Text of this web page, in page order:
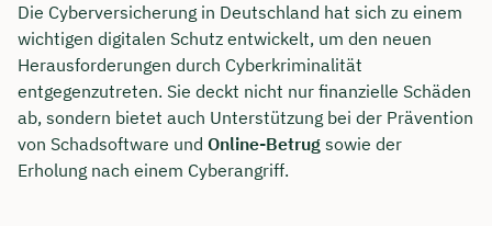
Die Cyberversicherung in Deutschland hat sich zu einem
wichtigen digitalen Schutz entwickelt, um den neuen
Herausforderungen durch Cyberkriminalität
entgegenzutreten. Sie deckt nicht nur finanzielle Schäden
ab, sondern bietet auch Unterstützung bei der Prävention
von Schadsoftware und Online-Betrug sowie der
Erholung nach einem Cyberangriff.